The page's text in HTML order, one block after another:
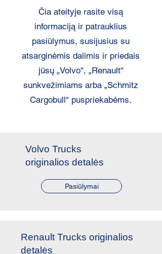
Čia ateityje rasite visą
informaciją ir patrauklius
pasiūlymus, susijusius su
atsarginėmis dalimis ir priedais
jūsų „Volvo“, „Renault“
sunkvežimiams arba „Schmitz
Cargobull“ puspriekabėms.
Volvo Trucks
originalios detalės
Pasiūlymai
Renault Trucks originalios
detalės